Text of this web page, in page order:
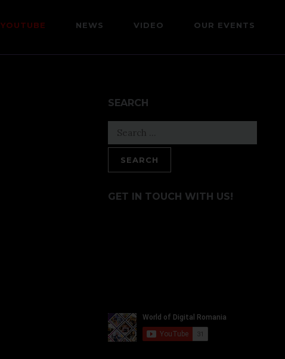
YOUTUBE NEWS VIDEO OUR EVENTS
SEARCH
Search
for:
GET IN TOUCH WITH US!